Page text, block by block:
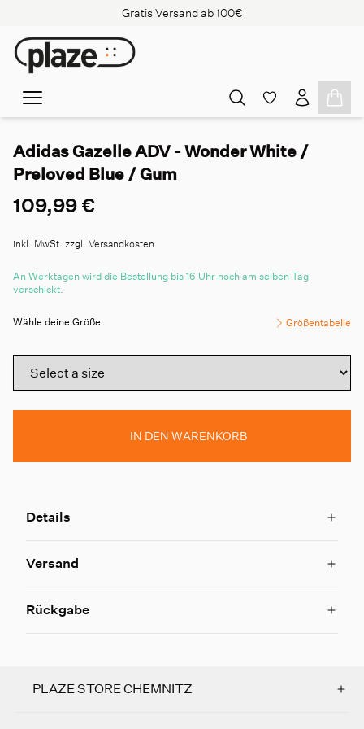
Gratis Versand ab 100€
Adidas Gazelle ADV - Wonder White /
Preloved Blue / Gum
109,99 €
inkl. MwSt. zzgl. Versandkosten
An Werktagen wird die Bestellung bis 16 Uhr noch am selben Tag
verschickt.
Wähle deine Größe Größentabelle
IN DEN WARENKORB
Details
Versand
Rückgabe
PLAZE STORE CHEMNITZ